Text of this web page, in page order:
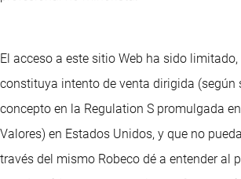
El acceso a este sitio Web ha sido
constituya intento de venta dirigida (según
concepto en la Regulation S promulgada
Valores) en Estados Unidos, y que no
través del mismo Robeco dé a entender al